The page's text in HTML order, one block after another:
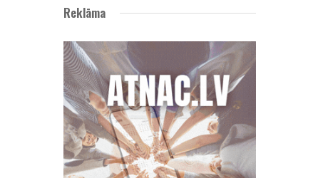
Reklāma